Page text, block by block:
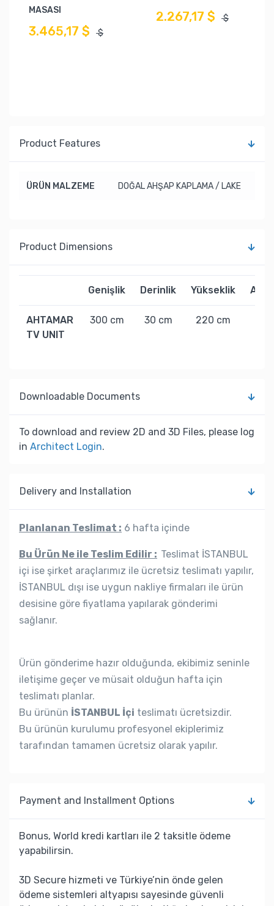
MASASI
3.465,17 $ $
2.267,17 $ $
Product Features
ÜRÜN MALZEME DOĞAL AHŞAP KAPLAMA / LAKE
Product Dimensions
Genişlik Derinlik Yükseklik
AHTAMAR
TV UNIT
300 cm 30 cm 220 cm
Downloadable Documents
To download and review 2D and 3D Files, please log
in Architect Login.
Delivery and Installation
Planlanan Teslimat : 6 hafta içinde
Bu Ürün Ne ile Teslim Edilir : Teslimat İSTANBUL
içi ise şirket araçlarımız ile ücretsiz teslimatı yapılır,
İSTANBUL dışı ise uygun nakliye firmaları ile ürün
desisine göre fiyatlama yapılarak gönderimi
sağlanır.
Ürün gönderime hazır olduğunda, ekibimiz seninle
iletişime geçer ve müsait olduğun hafta için
teslimatı planlar.
Bu ürünün İSTANBUL İçi teslimatı ücretsizdir.
Bu ürünün kurulumu profesyonel ekiplerimiz
tarafından tamamen ücretsiz olarak yapılır.
Payment and Installment Options
Bonus, World kredi kartları ile 2 taksitle ödeme
yapabilirsin.
3D Secure hizmeti ve Türkiye’nin önde gelen
ödeme sistemleri altyapısı sayesinde güvenli